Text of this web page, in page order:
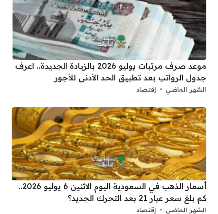
موعد صرف مرتبات يوليو 2026 بالزيادة الجديدة.. اعرف
جدول الرواتب بعد تطبيق الحد الأدنى للأجور
الشهر الماضي إقتصاد
أسعار الذهب في السعودية اليوم الاثنين 6 يوليو 2026..
كم بلغ سعر عيار 21 بعد التحرك الجديد؟
الشهر الماضي إقتصاد